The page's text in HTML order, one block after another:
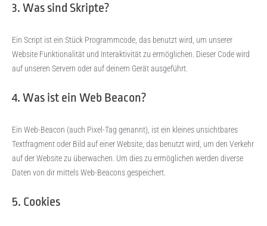
3. Was sind Skripte?
Ein Script ist ein Stück Programmcode, das benutzt wird, um unserer
Website Funktionalität und Interaktivität zu ermöglichen. Dieser Code wird
auf unseren Servern oder auf deinem Gerät ausgeführt.
4. Was ist ein Web Beacon?
Ein Web-Beacon (auch Pixel-Tag genannt), ist ein kleines unsichtbares
Textfragment oder Bild auf einer Website, das benutzt wird, um den Verkehr
auf der Website zu überwachen. Um dies zu ermöglichen werden diverse
Daten von dir mittels Web-Beacons gespeichert.
5. Cookies